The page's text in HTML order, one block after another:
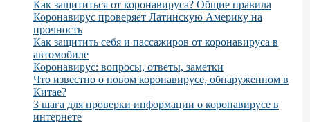
Как защититься от коронавируса? Общие правила
Коронавирус проверяет Латинскую Америку на
прочность
Как защитить себя и пассажиров от коронавируса в
автомобиле
Коронавирус: вопросы, ответы, заметки
Что известно о новом коронавирусе, обнаруженном в
Китае?
3 шага для проверки информации о коронавирусе в
интернете